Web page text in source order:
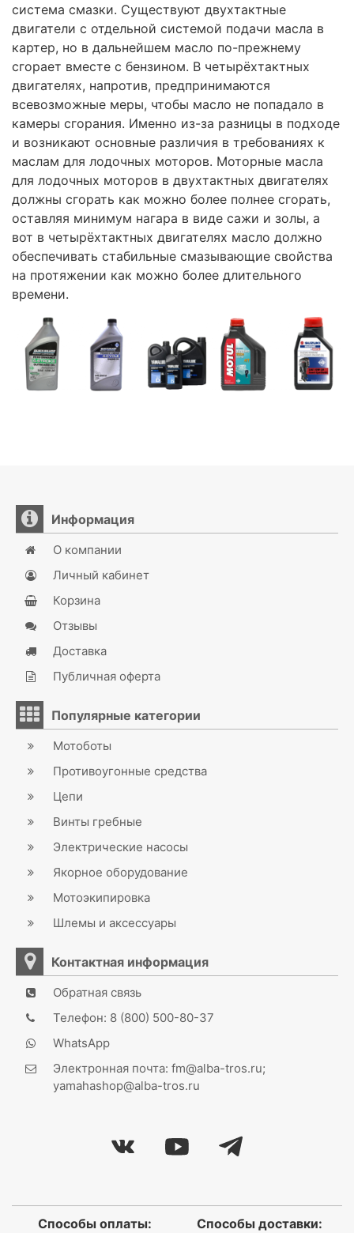
система смазки. Существуют двухтактные
двигатели с отдельной системой подачи масла в
картер, но в дальнейшем масло по-прежнему
сгорает вместе с бензином. В четырёхтактных
двигателях, напротив, предпринимаются
всевозможные меры, чтобы масло не попадало в
камеры сгорания. Именно из-за разницы в подходе
и возникают основные различия в требованиях к
маслам для лодочных моторов. Моторные масла
для лодочных моторов в двухтактных двигателях
должны сгорать как можно более полнее сгорать,
оставляя минимум нагара в виде сажи и золы, а
вот в четырёхтактных двигателях масло должно
обеспечивать стабильные смазывающие свойства
на протяжении как можно более длительного
времени.
Информация
О компании
Личный кабинет
Корзина
Отзывы
Доставка
Публичная оферта
Популярные категории
Мотоботы
Противоугонные средства
Цепи
Винты гребные
Электрические насосы
Якорное оборудование
Мотоэкипировка
Шлемы и аксессуары
Контактная информация
Обратная связь
Телефон: 8 (800) 500-80-37
WhatsApp
Электронная почта: fm@alba-tros.ru;
yamahashop@alba-tros.ru
Способы оплаты: Способы доставки: